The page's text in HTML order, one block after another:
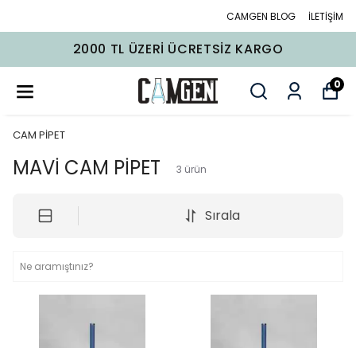
CAMGEN BLOG İLETİŞİM
2000 TL ÜZERI ÜCRETSIZ KARGO
0
CAM PİPET
MAVİ CAM PİPET 3 ürün
Sırala